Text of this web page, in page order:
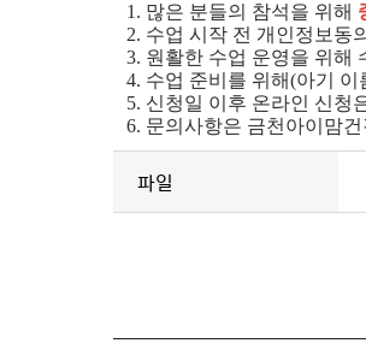
1. 많은 분들의 참석을 위해
2. 수업 시작 전 개인정보동
3. 원활한 수업 운영을 위해
4. 수업 준비를 위해(아기
5. 신청일 이후 온라인 신청
6. 문의사항은 금천아이맘
파일